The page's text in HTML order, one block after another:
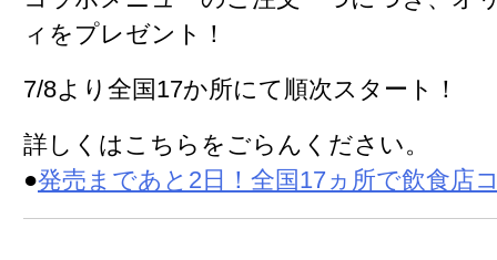
ィをプレゼント ！
7/8より全国17か所にて順次スタート！
詳しくはこちらをごらんください。
●発売まであと2日！全国17ヵ所で飲食店